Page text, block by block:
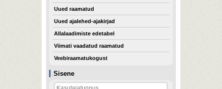
Sisene
Uued raamatud
Uued ajalehed-ajakirjad
Allalaadimiste edetabel
Viimati vaadatud raamatud
Veebiraamatukogust